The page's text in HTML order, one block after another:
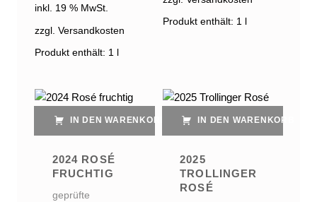
inkl. 19 % MwSt.
zzgl. Versandkosten
Produkt enthält: 1
Produkt enthält: 1
IN DEN WARENKORB
2024 ROSÉ
FRUCHTIG
geprüfte
IN DEN WARENKORB
2025
TROLLINGER
ROSÉ